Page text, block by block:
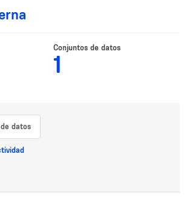
Conjuntos de datos
1
datos